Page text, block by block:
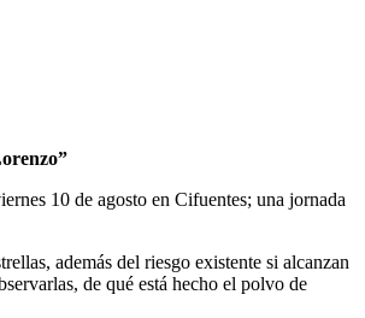
10 de agosto en Cifuentes; una jornada
además del riesgo existente si alcanzan
de qué está hecho el polvo de